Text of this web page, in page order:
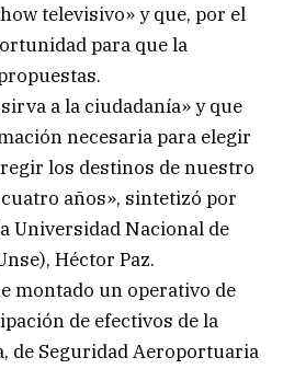
televisivo» y que, por el
para que la
a la ciudadanía» y que
necesaria para elegir
los destinos de nuestro
años», sintetizó por
Universidad Nacional de
Héctor Paz.
montado un operativo de
de efectivos de la
de Seguridad Aeroportuaria